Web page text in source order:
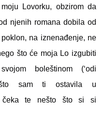
Lovorku, obzirom da
njenih romana dobila od
na iznenađenje, ne
što će moja Lo izgubiti
boleštinom (‘odi
što sam ti ostavila u
čeka te nešto što si si